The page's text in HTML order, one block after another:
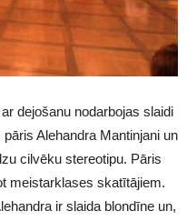
dejošanu nodarbojas slaidi
Alehandra Mantinjani un
cilvēku stereotipu. Pāris
meistarklases skatītājiem.
ir slaida blondīne un,